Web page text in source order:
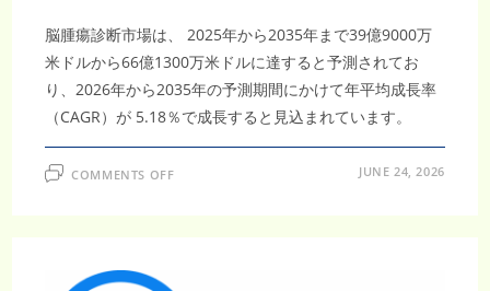
脳腫瘍診断市場は、 2025年から2035年まで39億9000万
米ドルから66億1300万米ドルに達すると予測されてお
り、2026年から2035年の予測期間にかけて年平均成長率
（CAGR）が 5.18％で成長すると見込まれています。
COMMENTS OFFON JUNE 24, 2026